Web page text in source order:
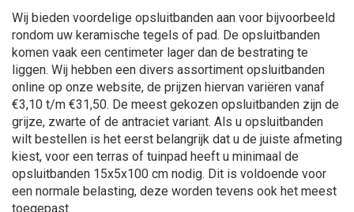
Wij bieden voordelige opsluitbanden aan voor bijvoorbeeld
rondom uw keramische tegels of pad. De opsluitbanden
komen vaak een centimeter lager dan de bestrating te
liggen. Wij hebben een divers assortiment opsluitbanden
online op onze website, de prijzen hiervan variëren vanaf
€3,10 t/m €31,50. De meest gekozen opsluitbanden zijn de
grijze, zwarte of de antraciet variant. Als u opsluitbanden
wilt bestellen is het eerst belangrijk dat u de juiste afmeting
kiest, voor een terras of tuinpad heeft u minimaal de
opsluitbanden 15x5x100 cm nodig. Dit is voldoende voor
een normale belasting, deze worden tevens ook het meest
toegepast.